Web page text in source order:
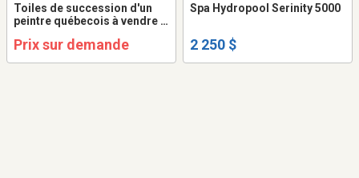
Toiles de succession d'un
peintre québecois à vendre à
Prix sur demande
Spa Hydropool Serinity 5000
2 250 $